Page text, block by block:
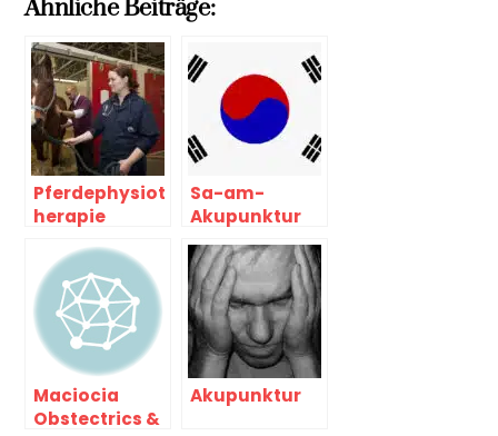
Ahnliche Beiträge:
Pferdephysiot
herapie
Sa-am-
Akupunktur
(Koreanische
Akupunktur)
Maciocia
Obstectrics &
Akupunktur